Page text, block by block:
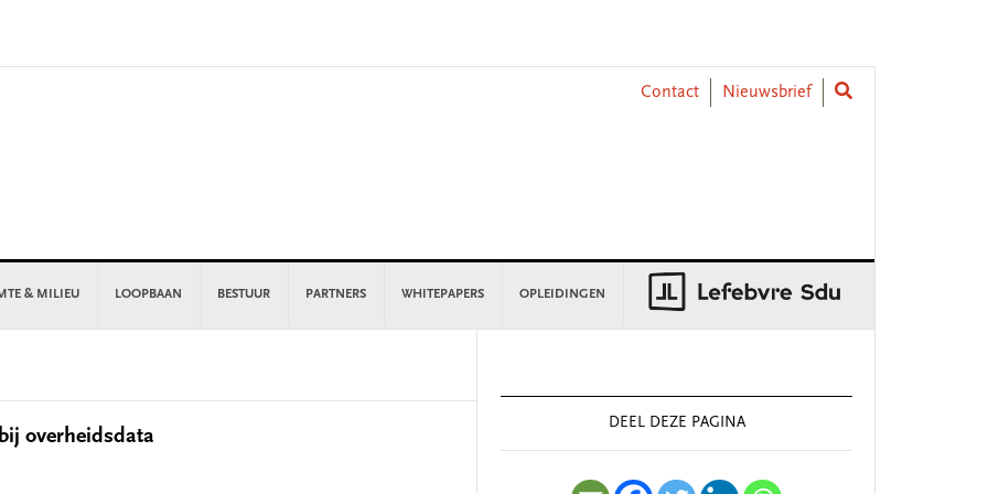
Contact
Nieuwsbrief
& MILIEU LOOPBAAN BESTUUR PARTNERS WHITEPAPERS OPLEIDINGEN
overheidsdata
Sidebar
DEEL DEZE PAGINA